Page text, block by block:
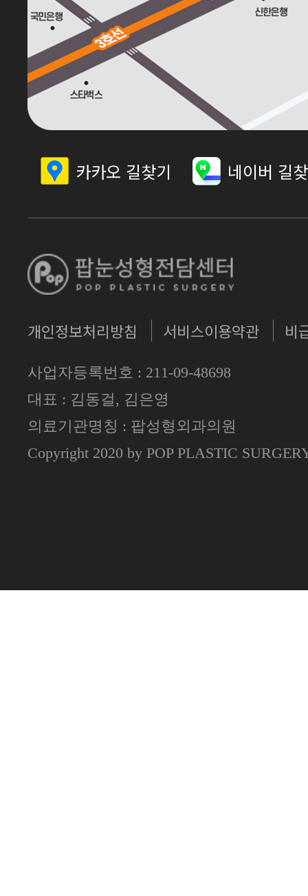
카카오 길찾기 네이버 길
개인정보처리방침 서비스이용약관 비
사업자등록번호 : 211-09-48698
대표 : 김동걸, 김은영
의료기관명칭 : 팝성형외과의원
Copyright 2020 by POP PLASTIC